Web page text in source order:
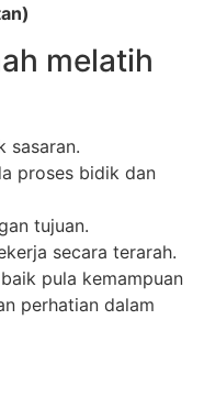
melatih
sasaran.
proses bidik dan
tujuan.
secara terarah.
pula kemampuan
perhatian dalam